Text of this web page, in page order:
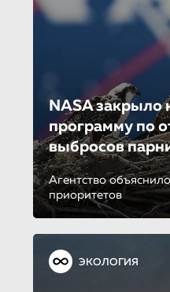
NASA закрыло
программу по
выбросов
Агентство
приоритетов
ЭКОЛОГИЯ